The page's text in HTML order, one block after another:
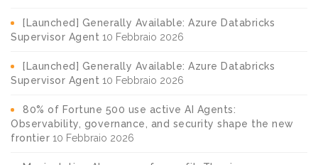
[Launched] Generally Available: Azure Databricks
Supervisor Agent 10 Febbraio 2026
[Launched] Generally Available: Azure Databricks
Supervisor Agent 10 Febbraio 2026
80% of Fortune 500 use active AI Agents:
Observability, governance, and security shape the new
frontier 10 Febbraio 2026